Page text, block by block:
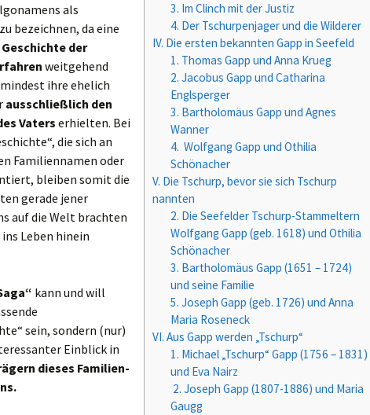
3. Im Clinch mit der Justiz
4. Der Tschurpenjager und die Wilderer
IV. Die ersten bekannten Gapp in Seefeld
1. Thomas Gapp und Anna Krueg
2. Jacobus Gapp und Catharina
Englsperger
3. Bartholomäus Gapp und Agnes
Wanner
4. Wolfgang Gapp und Othilia
Schönacher
V. Die Tschurp, bevor sie sich Tschurp
nannten
2. Die Seefelder Tschurp-Stammeltern
Wolfgang Gapp (geb. 1618) und Othilia
Schönacher
3. Bartholomäus Gapp (1651 – 1724)
und seine Familie
5. Joseph Gapp (geb. 1726) und Anna
Maria Roseneck
VI. Aus Gapp werden „Tschurp“
1. Michael „Tschurp“ Gapp (1756 – 1831)
und Eva Nairz
2. Joseph Gapp (1807-1886) und Maria
Gaugg
als
zu bezeichnen, da eine
Geschichte der
weitgehend
ihre ehelich
ausschließlich den
Vaterserhielten. Bei
die sich an
Familiennamen oder
bleiben somit die
gerade jener
auf die Welt brachten
Leben hinein
kann und will
sein, sondern (nur)
Einblick in
dieses Familien-